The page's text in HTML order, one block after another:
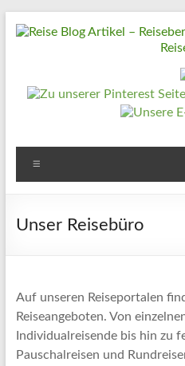
Inhalt
Blog
–
Reiseberichte
Arikel
zum
Reisen
Reise
Urlaub,
Artikel
Unser Reisebüro
Auf unseren Reiseportalen
Reiseangeboten. Von
Individualreisende bis hin zu
Pauschalreisen und